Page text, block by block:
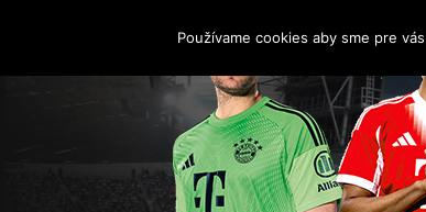
Používame cookies aby sme pre